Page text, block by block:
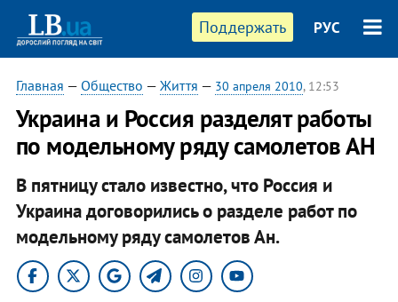
Поддержать РУС
Главная — Общество — Життя — 30 апреля 2010, 12:53
Украина и Россия разделят работы
по модельному ряду самолетов АН
В пятницу стало известно, что Россия и
Украина договорились о разделе работ по
модельному ряду самолетов Ан.